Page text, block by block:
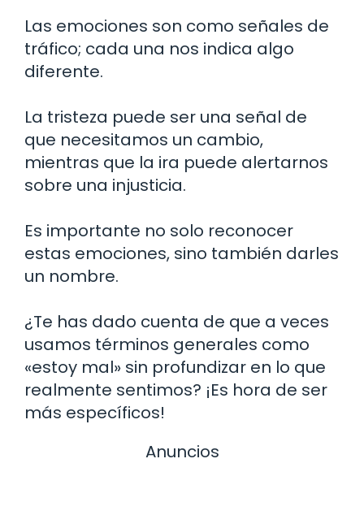
Las emociones son como señales de
tráfico; cada una nos indica algo
diferente.
La tristeza puede ser una señal de
que necesitamos un cambio,
mientras que la ira puede alertarnos
sobre una injusticia.
Es importante no solo reconocer
estas emociones, sino también darles
un nombre.
¿Te has dado cuenta de que a veces
usamos términos generales como
«estoy mal» sin profundizar en lo que
realmente sentimos? ¡Es hora de ser
más específicos!
Anuncios